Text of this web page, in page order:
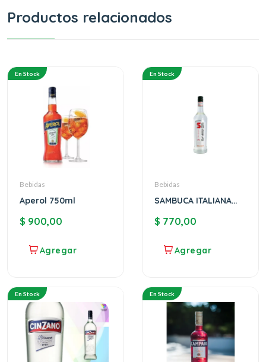
Productos relacionados
En Stock
Bebidas
Aperol 750ml
$ 900,00
En Stock
Bebidas
SAMBUCA ITALIANA
$ 770,00
En Stock En Stock